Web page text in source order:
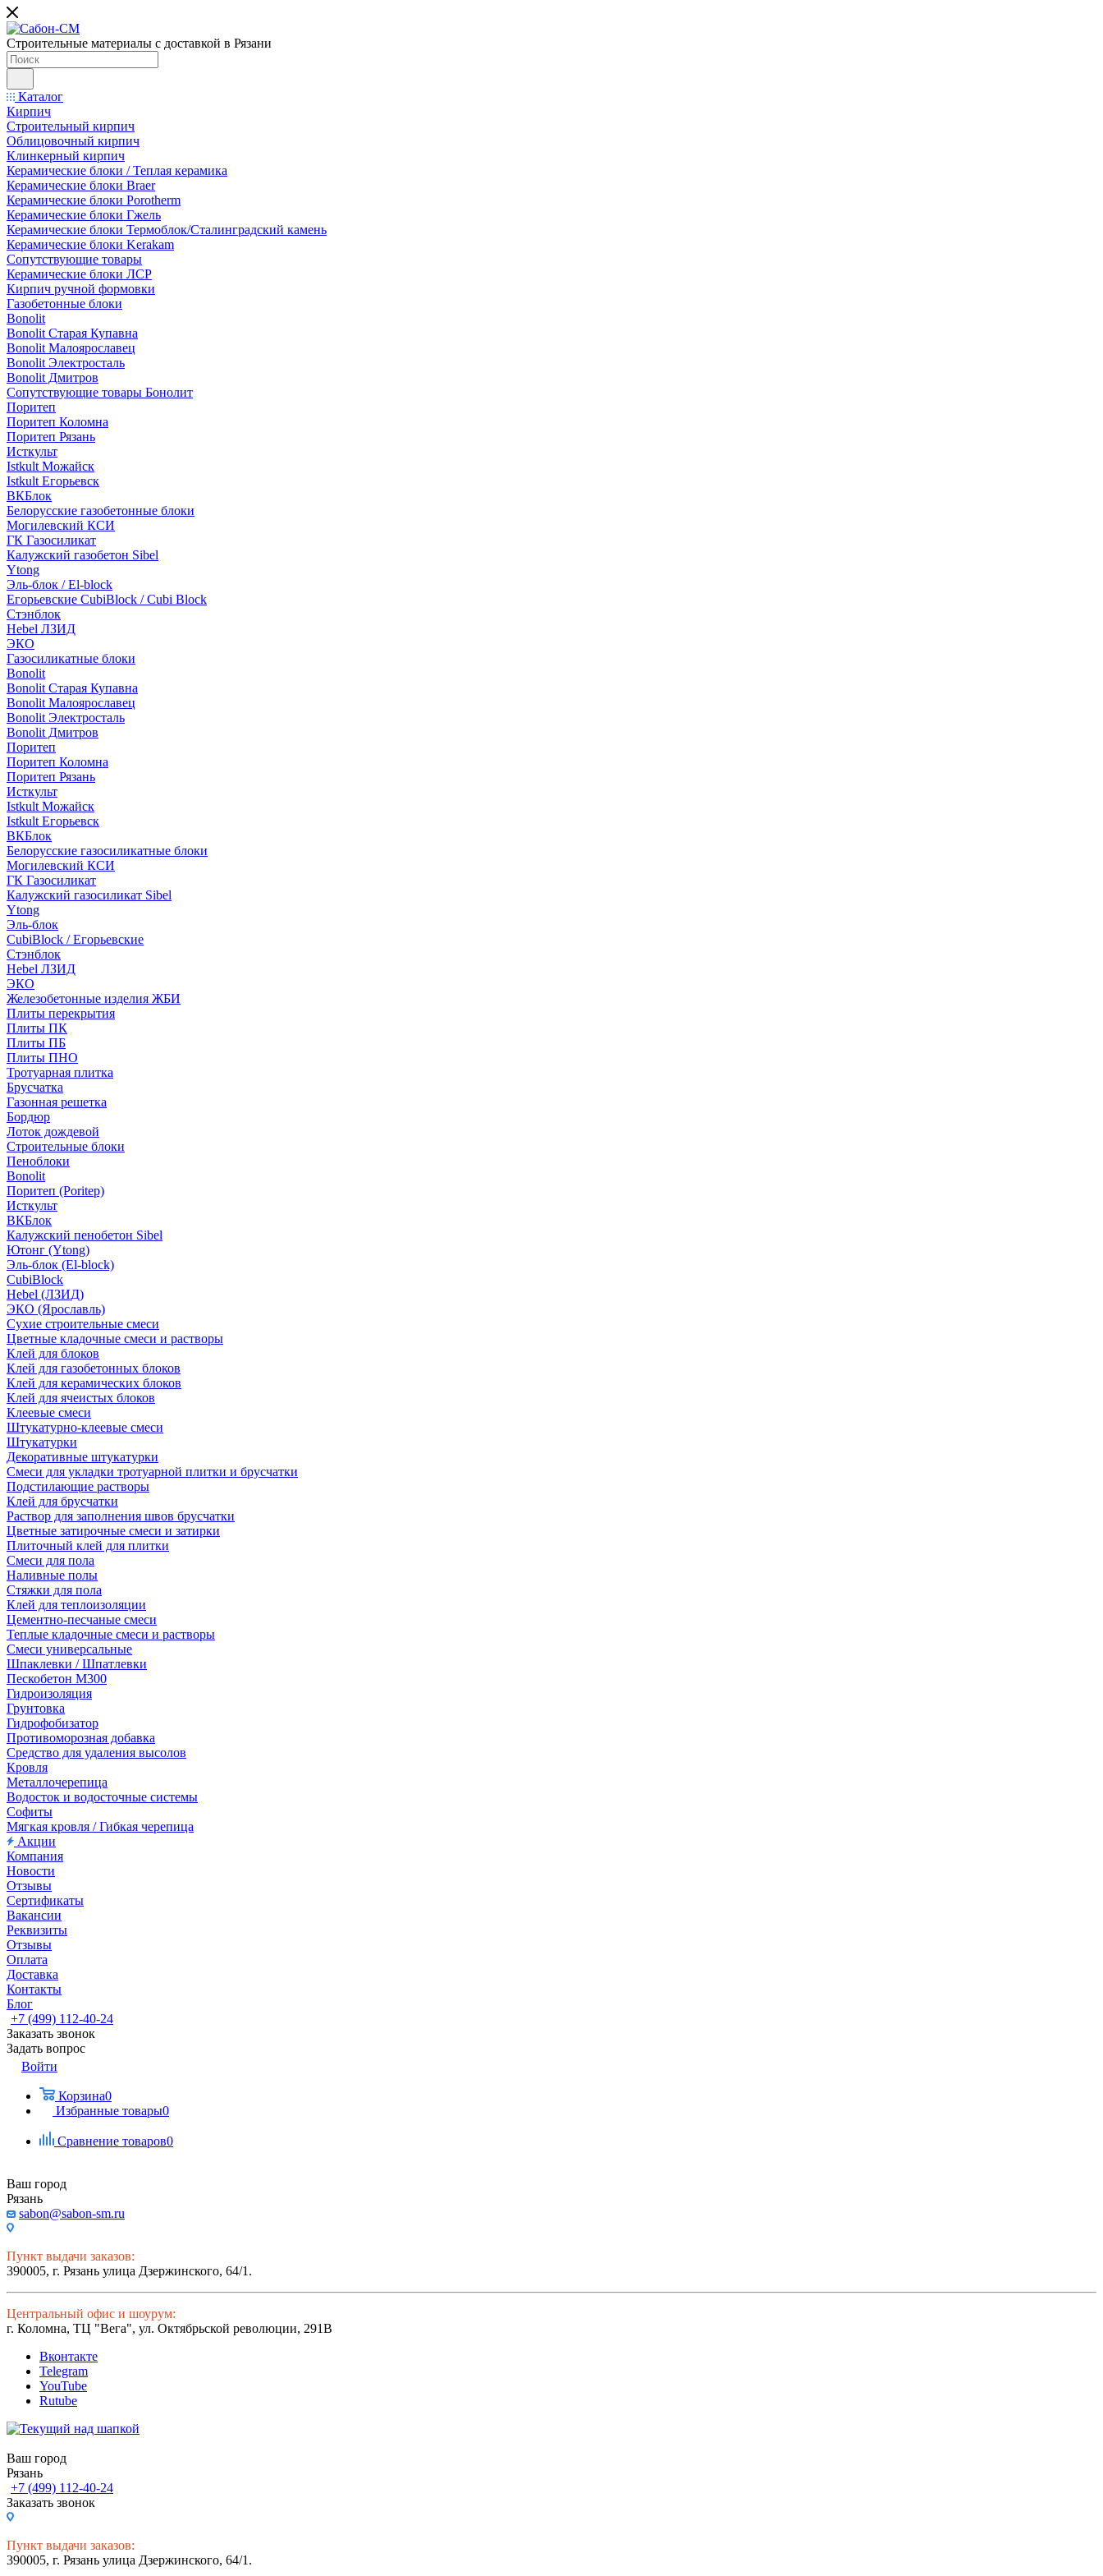
Строительные материалы с доставкой в Рязани
Каталог
Кирпич
Строительный кирпич
Облицовочный кирпич
Клинкерный кирпич
Керамические блоки / Теплая керамика
Керамические блоки Braer
Керамические блоки Porotherm
Керамические блоки Гжель
Керамические блоки Термоблок/Сталинградский камень
Керамические блоки Kerakam
Сопутствующие товары
Керамические блоки ЛСР
Кирпич ручной формовки
Газобетонные блоки
Bonolit
Bonolit Старая Купавна
Bonolit Малоярославец
Bonolit Электросталь
Bonolit Дмитров
Сопутствующие товары Бонолит
Поритеп
Поритеп Коломна
Поритеп Рязань
Исткульт
Istkult Можайск
Istkult Егорьевск
ВКБлок
Белорусские газобетонные блоки
Могилевский КСИ
ГК Газосиликат
Калужский газобетон Sibel
Ytong
Эль-блок / El-block
Егорьевские CubiBlock / Cubi Block
Стэнблок
Hebel ЛЗИД
ЭКО
Газосиликатные блоки
Bonolit
Bonolit Старая Купавна
Bonolit Малоярославец
Bonolit Электросталь
Bonolit Дмитров
Поритеп
Поритеп Коломна
Поритеп Рязань
Исткульт
Istkult Можайск
Istkult Егорьевск
ВКБлок
Белорусские газосиликатные блоки
Могилевский КСИ
ГК Газосиликат
Калужский газосиликат Sibel
Ytong
Эль-блок
CubiBlock / Егорьевские
Стэнблок
Hebel ЛЗИД
ЭКО
Железобетонные изделия ЖБИ
Плиты перекрытия
Плиты ПК
Плиты ПБ
Плиты ПНО
Тротуарная плитка
Брусчатка
Газонная решетка
Бордюр
Лоток дождевой
Строительные блоки
Пеноблоки
Bonolit
Поритеп (Poritep)
Исткульт
ВКБлок
Калужский пенобетон Sibel
Ютонг (Ytong)
Эль-блок (El-block)
CubiBlock
Hebel (ЛЗИД)
ЭКО (Ярославль)
Сухие строительные смеси
Цветные кладочные смеси и растворы
Клей для блоков
Клей для газобетонных блоков
Клей для керамических блоков
Клей для ячеистых блоков
Клеевые смеси
Штукатурно-клеевые смеси
Штукатурки
Декоративные штукатурки
Смеси для укладки тротуарной плитки и брусчатки
Подстилающие растворы
Клей для брусчатки
Раствор для заполнения швов брусчатки
Цветные затирочные смеси и затирки
Плиточный клей для плитки
Смеси для пола
Наливные полы
Стяжки для пола
Клей для теплоизоляции
Цементно-песчаные смеси
Теплые кладочные смеси и растворы
Смеси универсальные
Шпаклевки / Шпатлевки
Пескобетон М300
Гидроизоляция
Грунтовка
Гидрофобизатор
Противоморозная добавка
Средство для удаления высолов
Кровля
Металлочерепица
Водосток и водосточные системы
Софиты
Мягкая кровля / Гибкая черепица
Акции
Компания
Новости
Отзывы
Сертификаты
Вакансии
Реквизиты
Отзывы
Оплата
Доставка
Контакты
Блог
+7 (499) 112-40-24
Заказать звонок
Задать вопрос
Войти
Корзина0
Избранные товары0
Сравнение товаров0
Ваш город
Рязань
sabon@sabon-sm.ru
Пункт выдачи заказов:
390005, г. Рязань улица Дзержинского, 64/1.
Центральный офис и шоурум:
г. Коломна, ТЦ "Вега", ул. Октябрьской революции, 291В
Вконтакте
Telegram
YouTube
Rutube
Ваш город
Рязань
+7 (499) 112-40-24
Заказать звонок
Пункт выдачи заказов:
390005, г. Рязань улица Дзержинского, 64/1.